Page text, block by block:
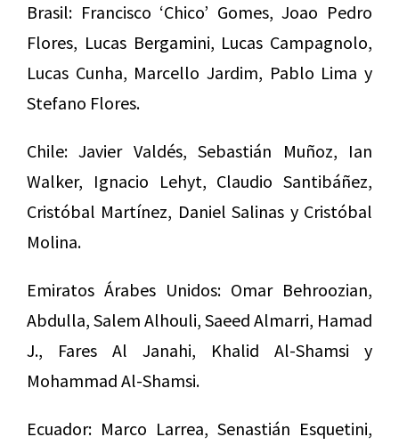
Brasil: Francisco ‘Chico’ Gomes, Joao Pedro
Flores, Lucas Bergamini, Lucas Campagnolo,
Lucas Cunha, Marcello Jardim, Pablo Lima y
Stefano Flores.
Chile: Javier Valdés, Sebastián Muñoz, Ian
Walker, Ignacio Lehyt, Claudio Santibáñez,
Cristóbal Martínez, Daniel Salinas y Cristóbal
Molina.
Emiratos Árabes Unidos: Omar Behroozian,
Abdulla, Salem Alhouli, Saeed Almarri, Hamad
J., Fares Al Janahi, Khalid Al-Shamsi y
Mohammad Al-Shamsi.
Ecuador: Marco Larrea, Senastián Esquetini,